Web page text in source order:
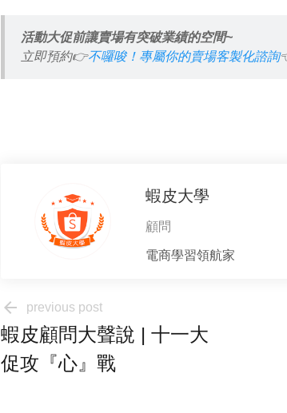
活動大促前讓賣場有突破業績的空間~
立即預約👉不囉唆！專屬你的賣場客製化諮詢
蝦皮大學
顧問
電商學習領航家
arrow_back previous post
蝦皮顧問大聲說 | 十一大
促攻『心』戰